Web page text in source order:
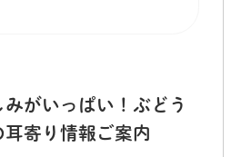
みがいっぱい！ぶどう
寄り情報ご案内